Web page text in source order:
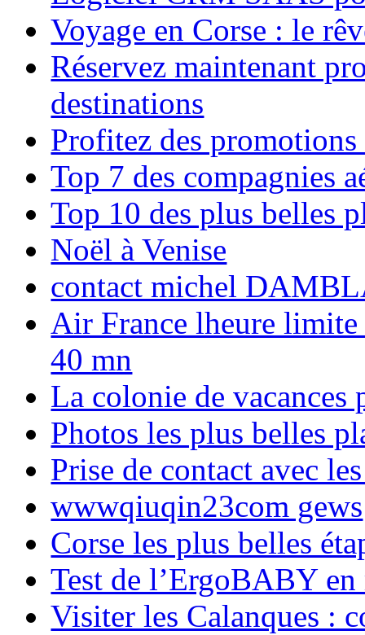
Voyage en Corse : le
Réservez maintenant
destinations
Profitez des
Top 7 des compagnies
Top 10 des plus belles
Noël à Venise
contact michel
Air France lheure limite
40 mn
La colonie de vacances
Photos les plus belles
Prise de contact avec
wwwqiuqin23com gews
Corse les plus belles
Test de l’ErgoBABY en
Visiter les Calanques :